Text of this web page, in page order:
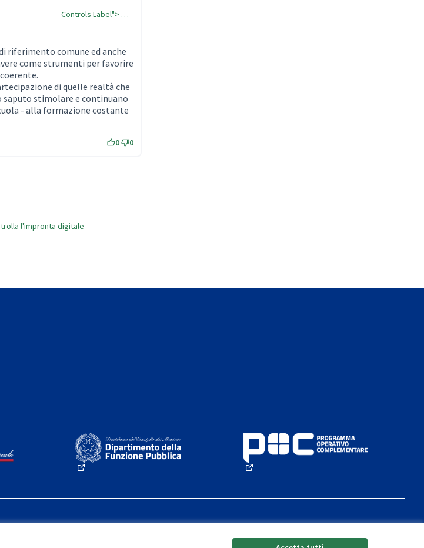
Controls Label"> …
riferimento comune ed anche
come strumenti per favorire
di quelle realtà che
stimolare e continuano
- alla formazione costante
0 0
l'impronta digitale